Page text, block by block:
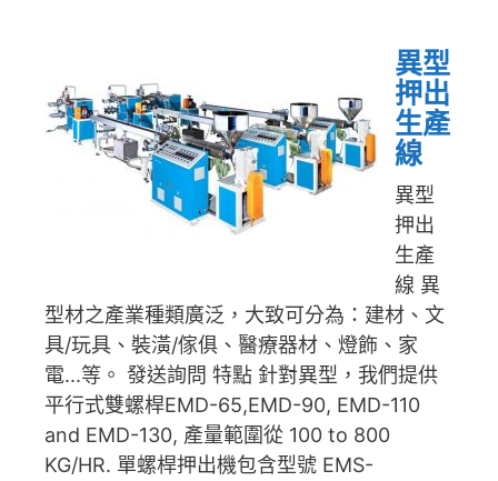
異型
押出
生產
線
異型
押出
生產
線 異
型材之產業種類廣泛，大致可分為：建材、文
具/玩具、裝潢/傢俱、醫療器材、燈飾、家
電...等。 發送詢問 特點 針對異型，我們提供
平行式雙螺桿EMD-65,EMD-90, EMD-110
and EMD-130, 產量範圍從 100 to 800
KG/HR. 單螺桿押出機包含型號 EMS-